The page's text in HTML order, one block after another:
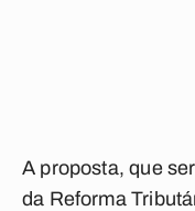
A proposta, que
da Reforma